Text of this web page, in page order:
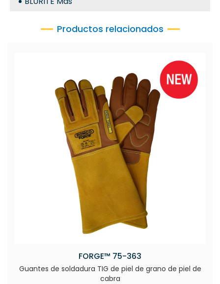
Productos relacionados
FORGE™ 75-363
Guantes de soldadura TIG de piel de grano de piel de
cabra